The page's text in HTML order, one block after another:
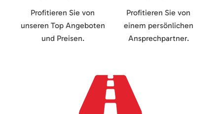
Profitieren Sie von
unseren Top Angeboten
und Preisen.
Profitieren Sie von
einem persönlichen
Ansprechpartner.